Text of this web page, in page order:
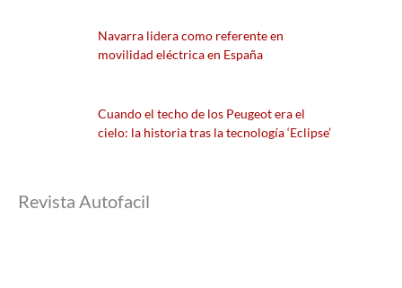
Navarra lidera como referente en
movilidad eléctrica en España
Cuando el techo de los Peugeot era el
cielo: la historia tras la tecnología ‘Eclipse’
Revista Autofacil